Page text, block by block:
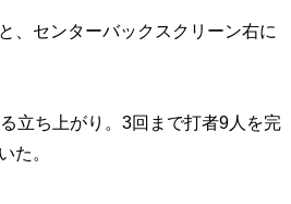
、センターバックスクリーン右に
立ち上がり。3回まで打者9人を完
た。